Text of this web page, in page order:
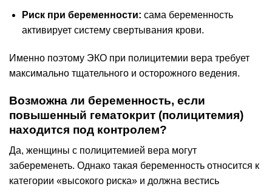
Риск при беременности: сама беременность
активирует систему свертывания крови.
Именно поэтому ЭКО при полицитемии вера требует
максимально тщательного и осторожного ведения.
Возможна ли беременность, если
повышенный гематокрит (полицитемия)
находится под контролем?
Да, женщины с полицитемией вера могут
забеременеть. Однако такая беременность относится к
категории «высокого риска» и должна вестись